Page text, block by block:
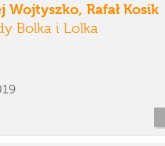
Wojtyszko, Rafał Kosik
Bolka i Lolka